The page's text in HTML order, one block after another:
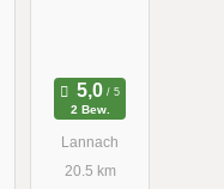
2 Bew.
Lannach
20.5 km